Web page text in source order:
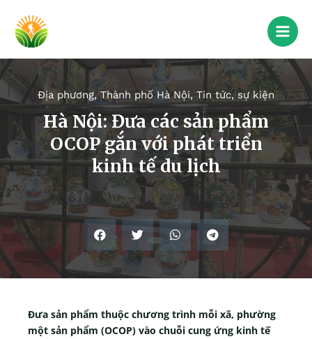
Địa phương,Thành phố Hà Nội, Tin tức, sự kiện
Hà Nội: Đưa các sản phẩm
OCOP gắn với phát triển
kinh tế du lịch
Đưa sản phẩm thuộc chương trình mỗi xã, phường
một sản phẩm (OCOP) vào chuỗi cung ứng kinh tế